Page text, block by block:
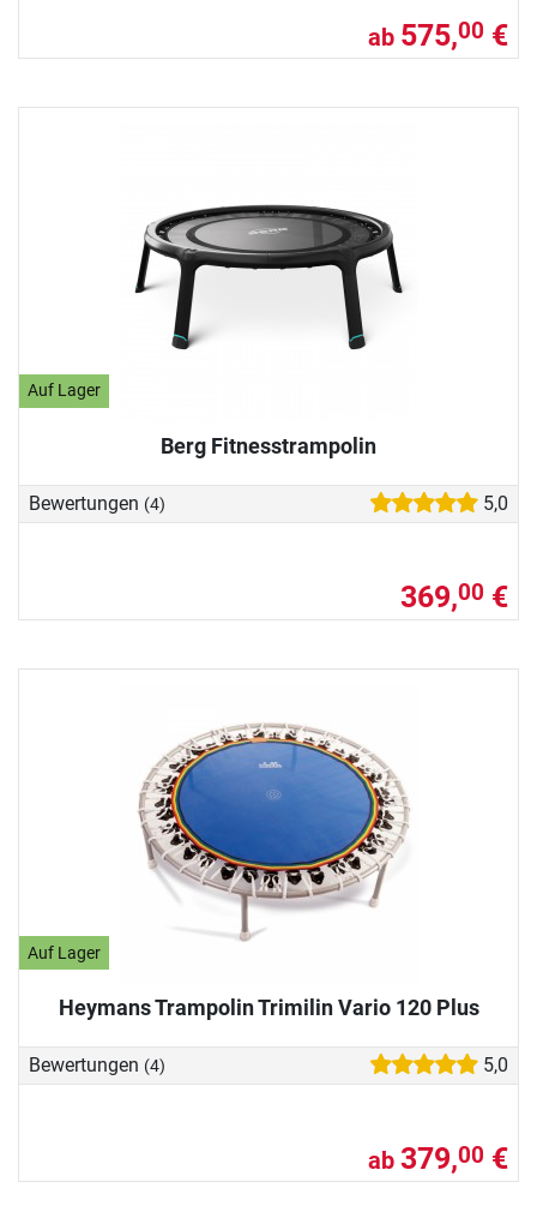
ab 575,00 €
Auf Lager
Berg Fitnesstrampolin
Bewertungen (4) 5,0
369,00 €
Auf Lager
Heymans Trampolin Trimilin Vario 120 Plus
Bewertungen (4) 5,0
ab 379,00 €